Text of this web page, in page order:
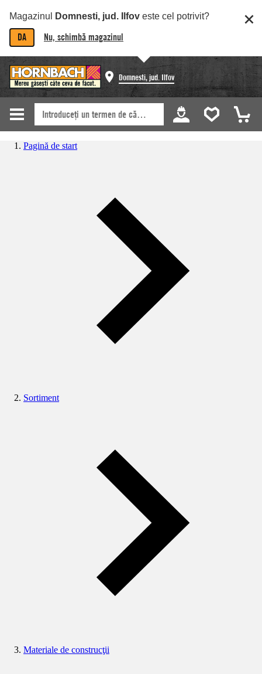
Magazinul Domnesti, jud. Ilfov este cel potrivit?
DA Nu, schimbă magazinul
Domnesti, jud. Ilfov
Pagină de start
Sortiment
Materiale de construcţii